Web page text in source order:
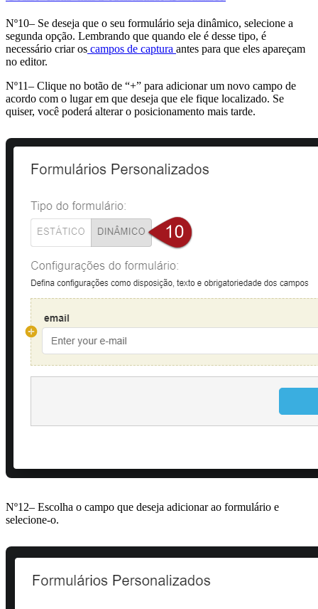
Nº10– Se deseja que o seu formulário seja dinâmico, selecione a
segunda opção. Lembrando que quando ele é desse tipo, é
necessário criar os campos de captura antes para que eles apareçam
no editor.
Nº11– Clique no botão de “+” para adicionar um novo campo de
acordo com o lugar em que deseja que ele fique localizado. Se
quiser, você poderá alterar o posicionamento mais tarde.
Nº12– Escolha o campo que deseja adicionar ao formulário e
selecione-o.